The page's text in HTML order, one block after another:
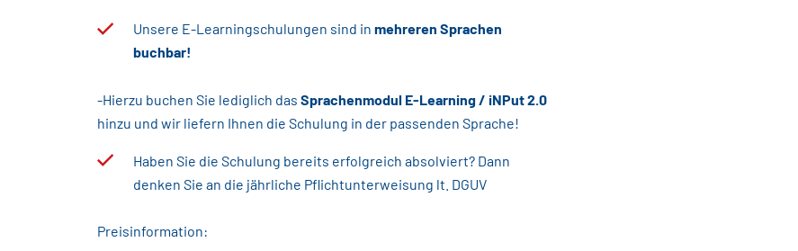
Unsere E-Learningschulungen sind in mehreren Sprachen
buchbar!
-Hierzu buchen Sie lediglich das Sprachenmodul E-Learning / iNPut 2.0
hinzu und wir liefern Ihnen die Schulung in der passenden Sprache!
Haben Sie die Schulung bereits erfolgreich absolviert? Dann
denken Sie an die jährliche Pflichtunterweisung lt. DGUV
Preisinformation: